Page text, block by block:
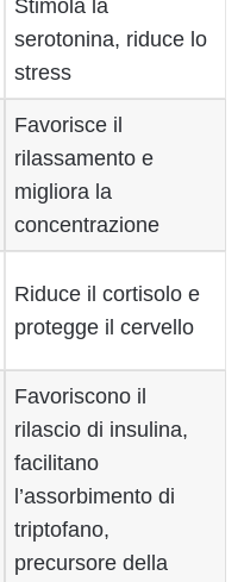
Stimola la
serotonina, riduce lo
stress
Favorisce il
rilassamento e
migliora la
concentrazione
Riduce il cortisolo e
protegge il cervello
Favoriscono il
rilascio di insulina,
facilitano
l’assorbimento di
triptofano,
precursore della